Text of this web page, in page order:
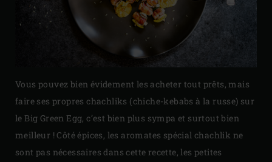
Vous pouvez bien évidement les acheter tout prêts, mais
faire ses propres chachliks (chiche-kebabs à la russe) sur
le Big Green Egg, c’est bien plus sympa et surtout bien
meilleur ! Côté épices, les aromates spécial chachlik ne
sont pas nécessaires dans cette recette, les petites